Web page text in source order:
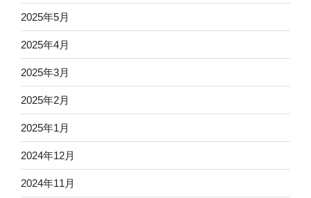
2025年5月
2025年4月
2025年3月
2025年2月
2025年1月
2024年12月
2024年11月